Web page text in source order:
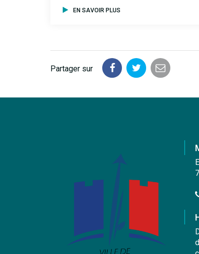
EN SAVOIR PLUS
Partager sur
Partager
Facebook
Partager
Twitter
Partager
email